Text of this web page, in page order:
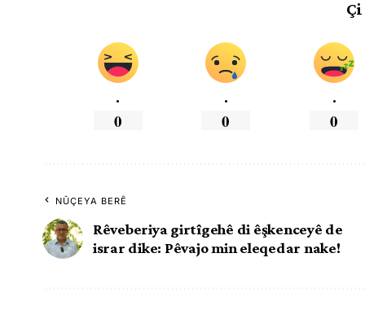
.
0
.
0
.
0
NÛÇEYA BERÊ
Rêveberiya girtîgehê di êşkenceyê de
israr dike: Pêvajo min eleqedar nake!